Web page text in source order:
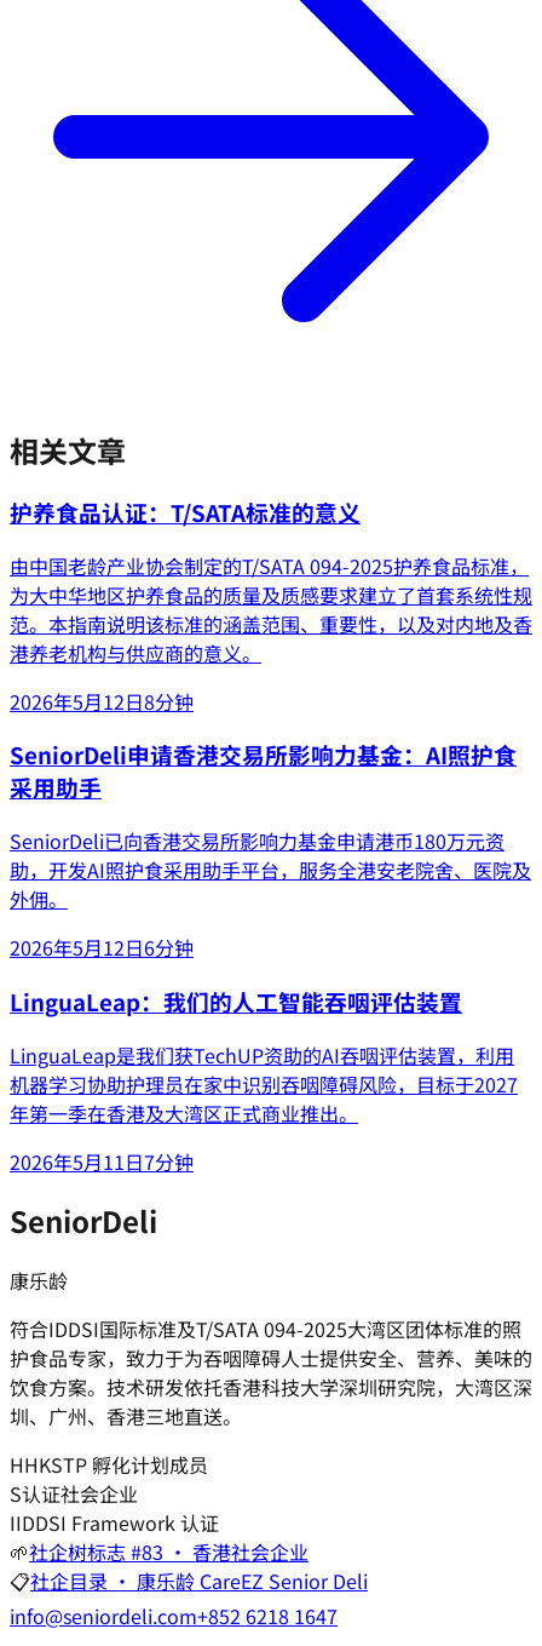
相关文章
护养食品认证：T/SATA标准的意义
由中国老龄产业协会制定的T/SATA 094-2025护养食品标准，
为大中华地区护养食品的质量及质感要求建立了首套系统性规
范。本指南说明该标准的涵盖范围、重要性，以及对内地及香
港养老机构与供应商的意义。
2026年5月12日8分钟
SeniorDeli申请香港交易所影响力基金：AI照护食
采用助手
SeniorDeli已向香港交易所影响力基金申请港币180万元资
助，开发AI照护食采用助手平台，服务全港安老院舍、医院及
外佣。
2026年5月12日6分钟
LinguaLeap：我们的人工智能吞咽评估装置
LinguaLeap是我们获TechUP资助的AI吞咽评估装置，利用
机器学习协助护理员在家中识别吞咽障碍风险，目标于2027
年第一季在香港及大湾区正式商业推出。
2026年5月11日7分钟
SeniorDeli
康乐龄
符合IDDSI国际标准及T/SATA 094-2025大湾区团体标准的照
护食品专家，致力于为吞咽障碍人士提供安全、营养、美味的
饮食方案。技术研发依托香港科技大学深圳研究院，大湾区深
圳、广州、香港三地直送。
HHKSTP 孵化计划成员
S认证社会企业
IIDDSI Framework 认证
🌱社企树标志 #83 · 香港社会企业
📋社企目录 · 康乐龄 CareEZ Senior Deli
info@seniordeli.com+852 6218 1647